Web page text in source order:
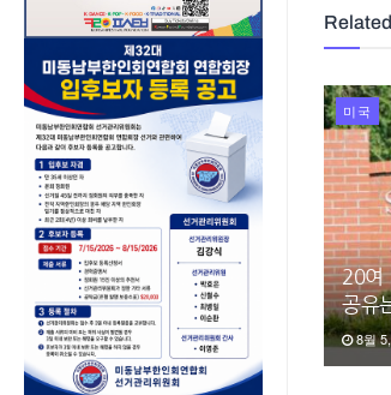
Related
미국
20여
공유
8월